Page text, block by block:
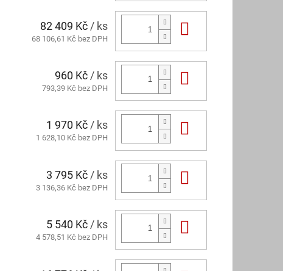
82 409 Kč / ks
68 106,61 Kč bez DPH
960 Kč / ks
793,39 Kč bez DPH
1 970 Kč/ ks
1 628,10 Kč bez DPH
3 795 Kč / ks
3 136,36 Kč bez DPH
5 540 Kč / ks
4 578,51 Kč bez DPH